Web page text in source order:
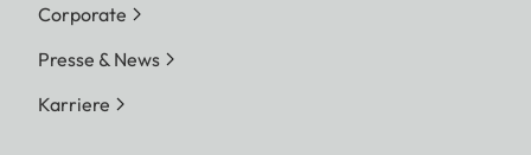
Corporate
Presse & News
Karriere